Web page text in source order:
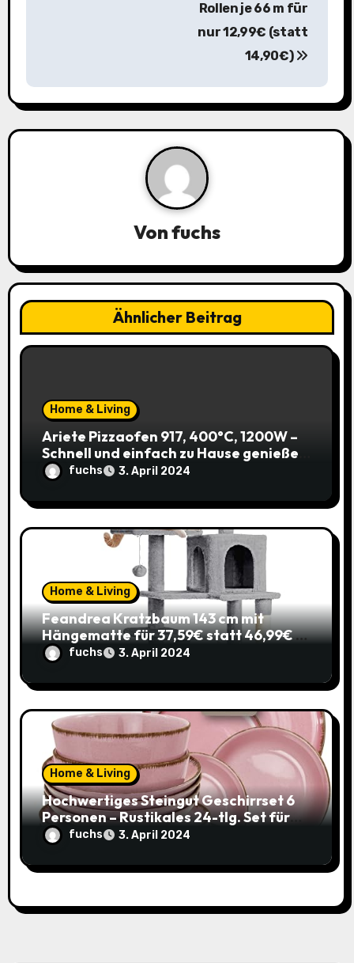
a
v
i
n
Rollen je 66 m für
nur 12,99€ (statt
14,90€)
Vonfuchs
Ähnlicher Beitrag
Home & Living
Ariete Pizzaofen 917, 400°C, 1200W –
Schnell und einfach zu Hause genießen!
(Prime)
fuchs 3. April 2024
Home & Living
Feandrea Kratzbaum 143 cm mit
Hängematte für 37,59€ statt 46,99€ –
Katzenspaß zum Sparpreis!
fuchs 3. April 2024
Home & Living
Hochwertiges Steingut Geschirrset 6
Personen – Rustikales 24-tlg. Set für
nur 49,95€ statt 119,95€
fuchs 3. April 2024